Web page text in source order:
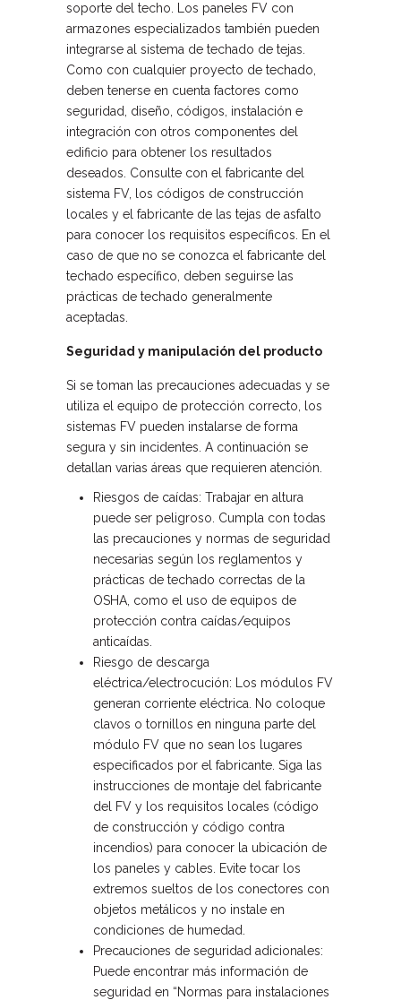
soporte del techo. Los paneles FV con
armazones especializados también pueden
integrarse al sistema de techado de tejas.
Como con cualquier proyecto de techado,
deben tenerse en cuenta factores como
seguridad, diseño, códigos, instalación e
integración con otros componentes del
edificio para obtener los resultados
deseados. Consulte con el fabricante del
sistema FV, los códigos de construcción
locales y el fabricante de las tejas de asfalto
para conocer los requisitos específicos. En el
caso de que no se conozca el fabricante del
techado específico, deben seguirse las
prácticas de techado generalmente
aceptadas.
Seguridad y manipulación del producto
Si se toman las precauciones adecuadas y se
utiliza el equipo de protección correcto, los
sistemas FV pueden instalarse de forma
segura y sin incidentes. A continuación se
detallan varias áreas que requieren atención.
Riesgos de caídas: Trabajar en altura
puede ser peligroso. Cumpla con todas
las precauciones y normas de seguridad
necesarias según los reglamentos y
prácticas de techado correctas de la
OSHA, como el uso de equipos de
protección contra caídas/equipos
anticaídas.
Riesgo de descarga
eléctrica/electrocución: Los módulos FV
generan corriente eléctrica. No coloque
clavos o tornillos en ninguna parte del
módulo FV que no sean los lugares
especificados por el fabricante. Siga las
instrucciones de montaje del fabricante
del FV y los requisitos locales (código
de construcción y código contra
incendios) para conocer la ubicación de
los paneles y cables. Evite tocar los
extremos sueltos de los conectores con
objetos metálicos y no instale en
condiciones de humedad.
Precauciones de seguridad adicionales:
Puede encontrar más información de
seguridad en “Normas para instalaciones